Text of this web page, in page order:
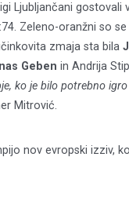
Ljubljančani gostovali
Zeleno-oranžni so
zmaja sta bila
Geben in Andrija
ko je bilo potrebno
Mitrović.
nov evropski izziv,